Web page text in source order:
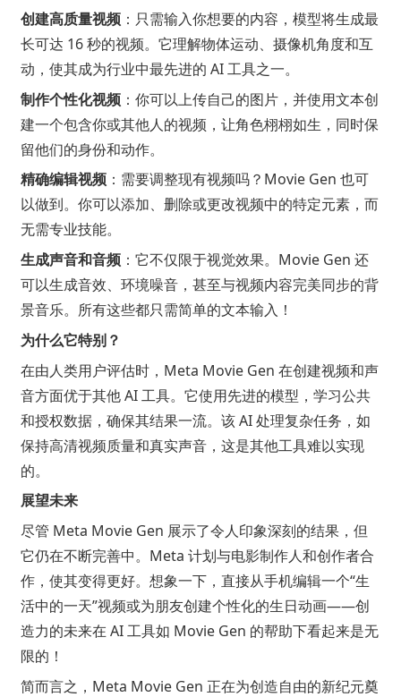
创建高质量视频 ：只需输入你想要的内容，模型将生成最
长可达 16 秒的视频。它理解物体运动、摄像机角度和互
动，使其成为行业中最先进的 AI 工具之一。
制作个性化视频 ：你可以上传自己的图片，并使用文本创
建一个包含你或其他人的视频，让角色栩栩如生，同时保
留他们的身份和动作。
精确编辑视频 ：需要调整现有视频吗？Movie Gen 也可
以做到。你可以添加、删除或更改视频中的特定元素，而
无需专业技能。
生成声音和音频 ：它不仅限于视觉效果。Movie Gen 还
可以生成音效、环境噪音，甚至与视频内容完美同步的背
景音乐。所有这些都只需简单的文本输入！
为什么它特别？
在由人类用户评估时，Meta Movie Gen 在创建视频和声
音方面优于其他 AI 工具。它使用先进的模型，学习公共
和授权数据，确保其结果一流。该 AI 处理复杂任务，如
保持高清视频质量和真实声音，这是其他工具难以实现
的。
展望未来
尽管 Meta Movie Gen 展示了令人印象深刻的结果，但
它仍在不断完善中。Meta 计划与电影制作人和创作者合
作，使其变得更好。想象一下，直接从手机编辑一个“生
活中的一天”视频或为朋友创建个性化的生日动画——创
造力的未来在 AI 工具如 Movie Gen 的帮助下看起来是无
限的！
简而言之，Meta Movie Gen 正在为创造自由的新纪元奠